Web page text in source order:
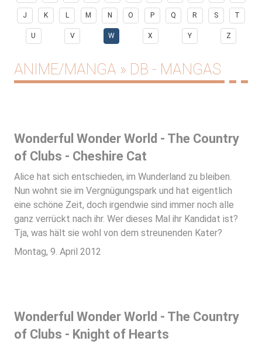
J K L M N O P Q R S T
U V W X Y Z
ANIME/MANGA » DB - MANGAS
Wonderful Wonder World - The Country
of Clubs - Cheshire Cat
Alice hat sich entschieden, im Wunderland zu bleiben.
Nun wohnt sie im Vergnügungspark und hat eigentlich
eine schöne Zeit, doch irgendwie sind immer noch alle
ganz verrückt nach ihr. Wer dieses Mal ihr Kandidat ist?
Tja, was hält sie wohl von dem streunenden Kater?
Montag, 9. April 2012
Wonderful Wonder World - The Country
of Clubs - Knight of Hearts